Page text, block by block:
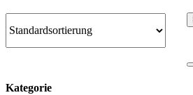
Kategorie